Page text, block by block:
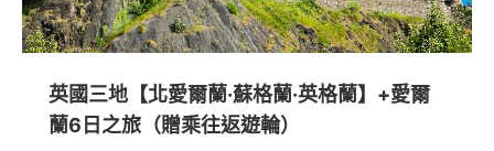
英國三地【北愛爾蘭·蘇格蘭·英格蘭】+愛爾
蘭6日之旅（贈乘往返遊輪）